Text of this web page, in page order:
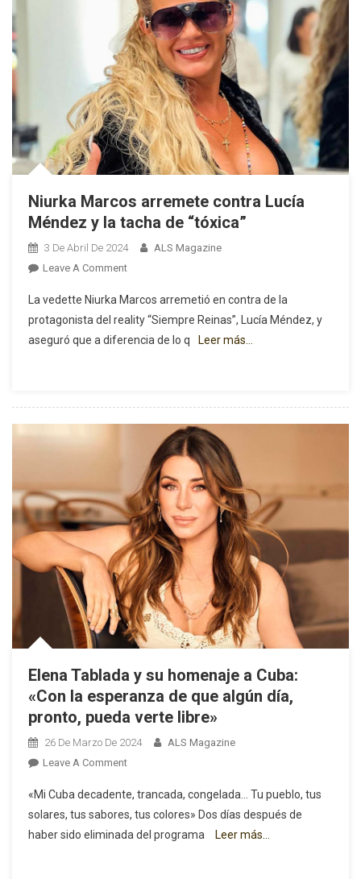
Niurka Marcos arremete contra Lucía
Méndez y la tacha de “tóxica”
3 De Abril De 2024
ALS Magazine
Leave A CommentOn
Marcos
Arremete
Contra
“tóxica”
La vedette Niurka Marcos arremetió en contra de la
protagonista del reality “Siempre Reinas”, Lucía Méndez, y
aseguró que a diferencia de lo q
Leer más…
Elena Tablada y su homenaje a Cuba:
«Con la esperanza de que algún día,
pronto, pueda verte libre»
26 De Marzo De 2024
ALS Magazine
Leave A CommentOn
Tablada
Y
Su
«Mi Cuba decadente, trancada, congelada… Tu pueblo, tus
solares, tus sabores, tus colores» Dos días después de
haber sido eliminada del programa
Leer más…